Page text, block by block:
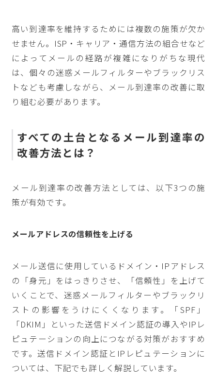
高い到達率を維持するためには複数の施策が欠か
せません。ISP・キャリア・通信方法の組合せなど
によってメールの経路が複雑になりがちな現代
は、個々の迷惑メールフィルターやブラックリス
トなども考慮しながら、メール到達率の改善に取
り組む必要があります。
すべての土台となるメール到達率の
改善方法とは？
メール到達率の改善方法としては、以下3つの施
策が有効です。
メールアドレスの信頼性を上げる
メール送信に使用しているドメイン・IPアドレス
の「身元」をはっきりさせ、「信頼性」を上げて
いくことで、迷惑メールフィルターやブラックリ
ストの影響をうけにくくなります。「SPF」
「DKIM」といった送信ドメイン認証の導入やIPレ
ピュテーションの向上につながる対策がおすすめ
です。送信ドメイン認証とIPレピュテーションに
ついては、下記でも詳しく解説しています。